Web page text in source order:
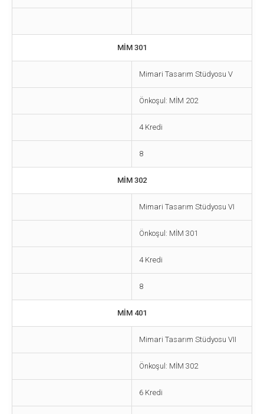
MİM 301
Mimari Tasarım Stüdyosu V
Önkoşul: MİM 202
4 Kredi
8
MİM 302
Mimari Tasarım Stüdyosu VI
Önkoşul: MİM 301
4 Kredi
8
MİM 401
Mimari Tasarım Stüdyosu VII
Önkoşul: MİM 302
6 Kredi